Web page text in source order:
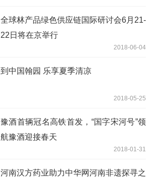
全球林产品绿色供应链国际研讨会6月21-
22日将在京举行
2018-06-04
到中国翰园 乐享夏季清凉
2018-05-25
豫酒首辆冠名高铁首发，“国字宋河号”领
航豫酒迎接春天
2018-01-31
河南汉方药业助力中华网河南非遗探寻之